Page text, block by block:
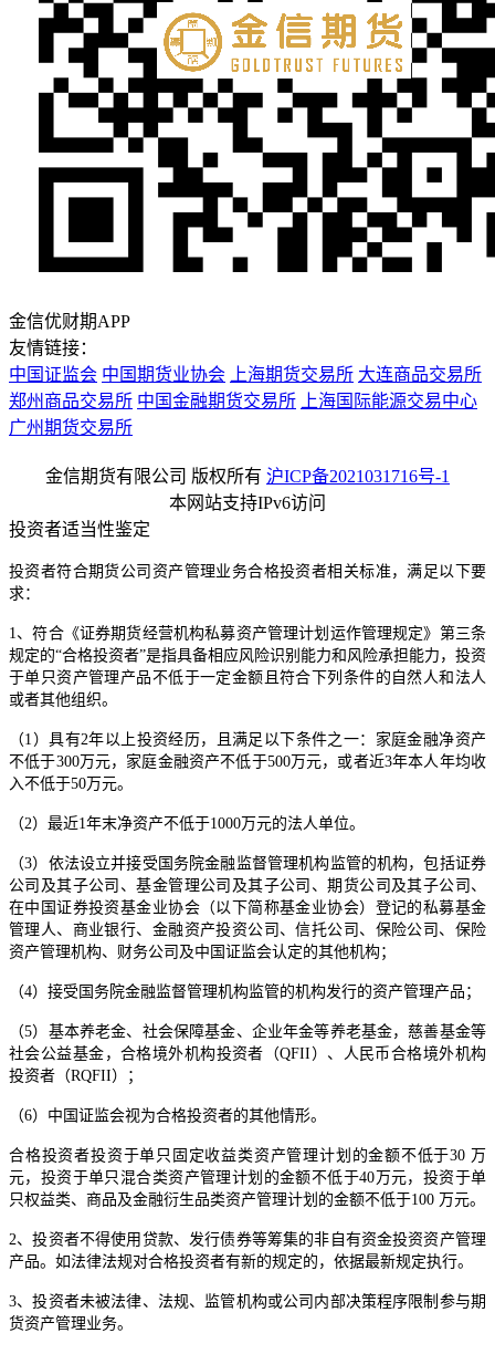
金信优财期APP
友情链接：
中国证监会 中国期货业协会 上海期货交易所 大连商品交易所
郑州商品交易所 中国金融期货交易所
上海国际能源交易中心
广州期货交易所
金信期货有限公司 版权所有 沪ICP备2021031716号-1
本网站支持IPv6访问
投资者适当性鉴定
投资者符合期货公司资产管理业务合格投资者相关标准，满足以下要
求：
1、符合《证券期货经营机构私募资产管理计划运作管理规定》第三条
规定的“合格投资者”是指具备相应风险识别能力和风险承担能力，投资
于单只资产管理产品不低于一定金额且符合下列条件的自然人和法人
或者其他组织。
（1）具有2年以上投资经历，且满足以下条件之一：家庭金融净资产
不低于300万元，家庭金融资产不低于500万元，或者近3年本人年均收
入不低于50万元。
（2）最近1年末净资产不低于1000万元的法人单位。
（3）依法设立并接受国务院金融监督管理机构监管的机构，包括证券
公司及其子公司、基金管理公司及其子公司、期货公司及其子公司、
在中国证券投资基金业协会（以下简称基金业协会）登记的私募基金
管理人、商业银行、金融资产投资公司、信托公司、保险公司、保险
资产管理机构、财务公司及中国证监会认定的其他机构；
（4）接受国务院金融监督管理机构监管的机构发行的资产管理产品；
（5）基本养老金、社会保障基金、企业年金等养老基金，慈善基金等
社会公益基金，合格境外机构投资者（QFII）、人民币合格境外机构
投资者（RQFII）；
（6）中国证监会视为合格投资者的其他情形。
合格投资者投资于单只固定收益类资产管理计划的金额不低于30 万
元，投资于单只混合类资产管理计划的金额不低于40万元，投资于单
只权益类、商品及金融衍生品类资产管理计划的金额不低于100 万元。
2、投资者不得使用贷款、发行债券等筹集的非自有资金投资资产管理
产品。如法律法规对合格投资者有新的规定的，依据最新规定执行。
3、投资者未被法律、法规、监管机构或公司内部决策程序限制参与期
货资产管理业务。